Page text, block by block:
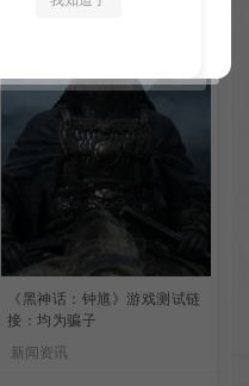
《黑神话：钟馗》游戏测试链
接：均为骗子
新闻资讯